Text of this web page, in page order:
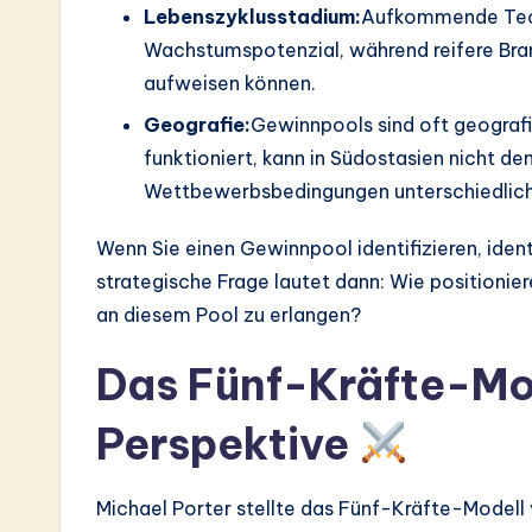
Lebenszyklusstadium:Aufkommende
Wachstumspotenzial, während reifere
aufweisen können.
Geografie:Gewinnpools sind oft
funktioniert, kann in Südostasien nicht
Wettbewerbsbedingungen
Wenn Sie einen Gewinnpool identifizieren,
strategische Frage lautet dann: Wie
an diesem Pool zu erlangen?
Das Fünf-Kräfte-
Perspektive
Michael Porter stellte das Fünf-Kräfte-